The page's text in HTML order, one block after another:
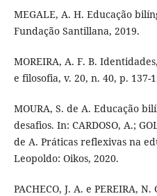
MEGALE, A. H. Educação
Fundação Santillana, 2019.
MOREIRA, A. F. B.
e filosofia, v. 20, n. 40, p. 137-
MOURA, S. de A. Educação
desafios. In: CARDOSO, A.;
de A. Práticas reflexivas na
Leopoldo: Oikos, 2020.
PACHECO, J. A. e PEREIRA,